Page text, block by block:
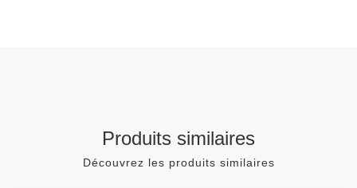
Produits similaires
Découvrez les produits similaires